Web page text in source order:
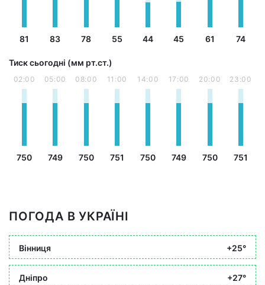
81 83 78 55 44 45 61 74
Тиск сьогодні (мм рт.ст.)
02:00
750
05:00
749
08:00
750
11:00
751
14:00
750
17:00
749
20:00
750
23:00
751
ПОГОДА В УКРАЇНІ
Вінниця +25°
Дніпро +27°